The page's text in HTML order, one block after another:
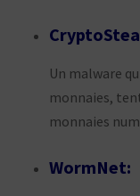
Un malware
monnaies,
monnaies
WormNet: